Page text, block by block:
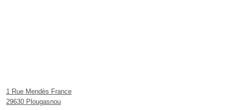
1 Rue Mendès France
29630 Plougasnou